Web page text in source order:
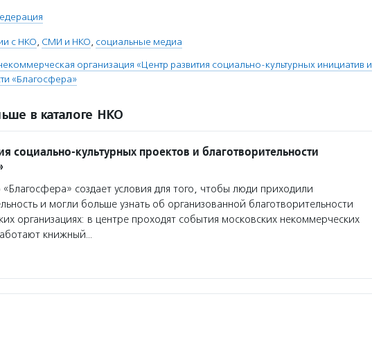
с НКО, СМИ и НКО, социальные медиа
организация «Центр развития социально-культурных инициатив и
«Благосфера»
в каталоге НКО
социально-культурных проектов и благотворительности
«Благосфера» создает условия для того, чтобы люди приходили
и могли больше узнать об организованной благотворительности
организациях: в центре проходят события московских некоммерческих
книжный…